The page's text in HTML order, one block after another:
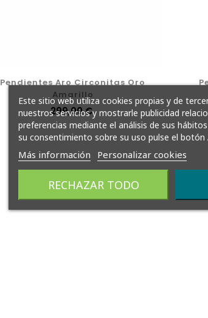
Pendientes Aro Circonitas Oro
Amarillo
Precio
299,00 €
Este sitio web utiliza cookies propias y de
nuestros servicios y mostrarle publicidad
preferencias mediante el análisis de sus
su consentimiento sobre su uso pulse el botón
Más información Personalizar cookies
RECHAZAR TODO